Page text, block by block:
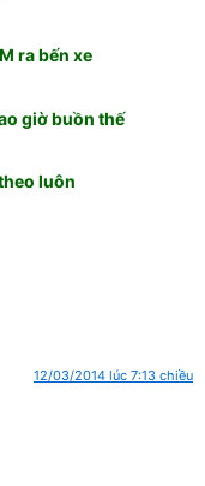
bến xe
buồn thế
luôn
12/03/2014 lúc 7:13 chiều